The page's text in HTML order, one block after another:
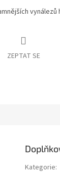
vynálezů
ZEPTAT SE
Kategorie: